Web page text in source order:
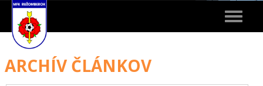
Toggle
ARCHÍV ČLÁNKOV